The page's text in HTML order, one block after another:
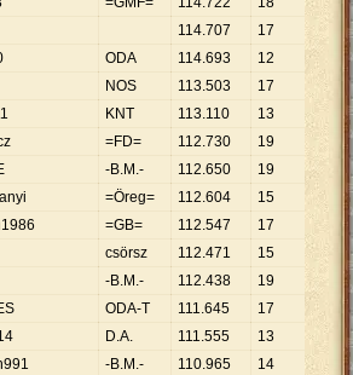
114.707 17
747
ODA 114.693 12
558
NOS 113.503 17 . 677
KNT 113.110 13
701
=FD= 112.730 19 . 933
-B.M.- 112.650 19 5
=Öreg= 112.604 15 7
507
=GB= 112.547 17
620
csörsz 112.471 15 7.
498
-B.M.- 112.438 19 5
918
ODA-T 111.645 17
D.A. 111.555 13 .
581
-B.M.- 110.965 14 926